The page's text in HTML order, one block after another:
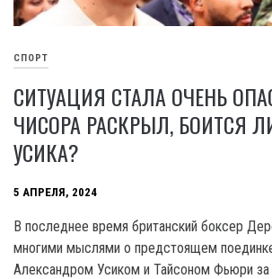
СПОРТ
СИТУАЦИЯ СТАЛА ОЧЕНЬ
ЧИСОРА РАСКРЫЛ, БОИТСЯ
УСИКА?
5 АПРЕЛЯ, 2024
В последнее время британский боксер
многими мыслями о предстоящем
Александром Усиком и Тайсоном Фьюри за